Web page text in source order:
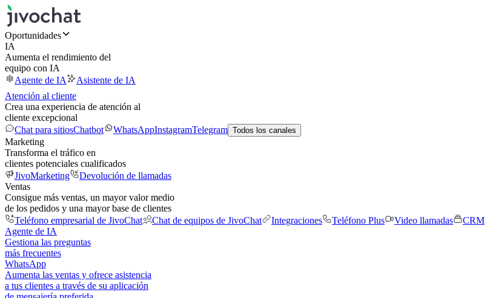
Oportunidades
IA
Aumenta el rendimiento del
equipo con IA
Agente de IA
Asistente de IA
Atención al cliente
Crea una experiencia de atención al
cliente excepcional
Chat para sitiosChatbot WhatsAppInstagramTelegram Todos los canales
Marketing
Transforma el tráfico en
clientes potenciales cualificados
JivoMarketing
Devolución de llamadas
Ventas
Consigue más ventas, un mayor valor medio
de los pedidos y una mayor base de clientes
Teléfono empresarial de JivoChat
Chat de equipos de JivoChat Integraciones Teléfono Plus Video llamadas
CRM
Agente de IA
Gestiona las preguntas
más frecuentes
WhatsApp
Aumenta las ventas y ofrece asistencia
a tus clientes a través de su aplicación